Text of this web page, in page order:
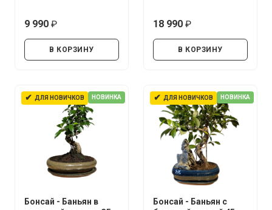
9 990
В КОРЗИНУ
18 990
В КОРЗИНУ
✔ ДЛЯ НОВИЧКОВ НОВИНКА
Бонсай - Баньян в
✔ ДЛЯ НОВИЧКОВ НОВИНКА
Бонсай - Баньян с